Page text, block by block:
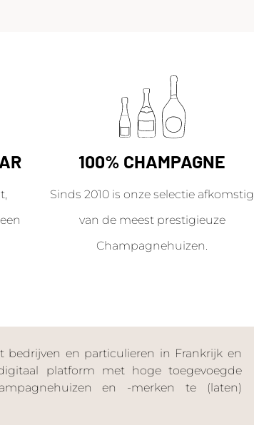
100% CHAMPAGNE
Sinds 2010 is onze selectie afkomstig
van de meest prestigieuze
Champagnehuizen.
bedrijven en particulieren in Frankrijk en
platform met hoge toegevoegde
en -merken te (laten)